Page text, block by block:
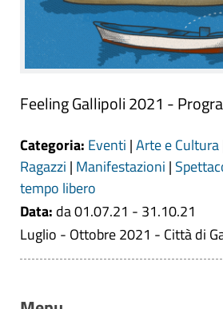
Feeling Gallipoli 2021 -
Categoria: Eventi |Arte e Cultura
Ragazzi | Manifestazioni |
tempo libero
Data: da 01.07.21 - 31.10.21
Luglio - Ottobre 2021 - Città di